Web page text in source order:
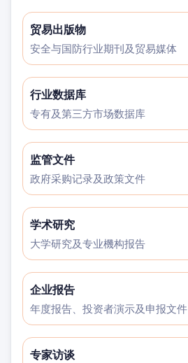
贸易出版物
安全与国防行业期刊及贸易媒体
行业数据库
专有及第三方市场数据库
监管文件
政府采购记录及政策文件
学术研究
大学研究及专业機构报告
企业报告
年度报告、投资者演示及申报文件
专家访谈